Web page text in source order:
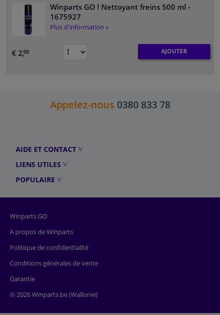
Winparts GO ! Nettoyant freins 500 ml -
1675927
Plus d'information »
€ 2,99 AJOUTER
Appelez-nous 0380 833 78
AIDE ET CONTACT
LIENS UTILES
POPULAIRE
Winparts GO
A propos de Winparts
Politique de confidentialité
Conditions générales de vente
Garantie
© 2026 Winparts.be (Wallonie)